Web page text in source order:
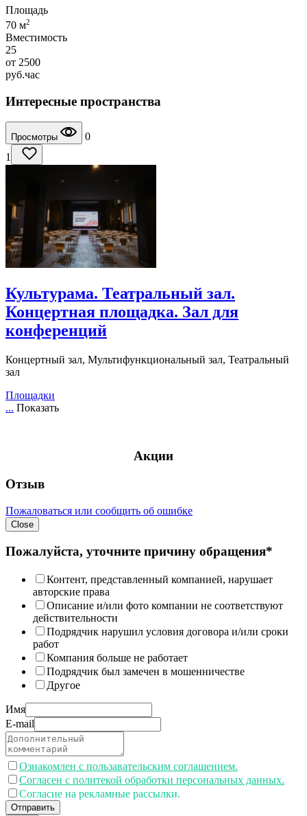
Площадь
70 м2
Вместимость
25
от 2500
руб.час
Интересные пространства
Просмотры
0
1
Культурама. Театральный зал.
Концертная площадка. Зал для
конференций
Концертный зал, Мультифункциональный зал, Театральный
зал
Площадки
... Показать
Акции
Отзыв
Пожаловаться или сообщить об ошибке
Close
Пожалуйста, уточните причину обращения*
Контент, представленный компанией, нарушает
авторские права
Описание и/или фото компании не соответствуют
действительности
Подрядчик нарушил условия договора и/или сроки
работ
Компания больше не работает
Подрядчик был замечен в мошенничестве
Другое
Имя
E-mail
Ознакомлен с пользавательским соглашением.
Согласен с политекой обработки персональных данных.
Согласие на рекламные рассылки.
Отправить